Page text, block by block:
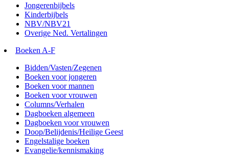
Jongerenbijbels
Kinderbijbels
NBV/NBV21
Overige Ned. Vertalingen
Boeken A-F
Bidden/Vasten/Zegenen
Boeken voor jongeren
Boeken voor mannen
Boeken voor vrouwen
Columns/Verhalen
Dagboeken algemeen
Dagboeken voor vrouwen
Doop/Belijdenis/Heilige Geest
Engelstalige boeken
Evangelie/kennismaking